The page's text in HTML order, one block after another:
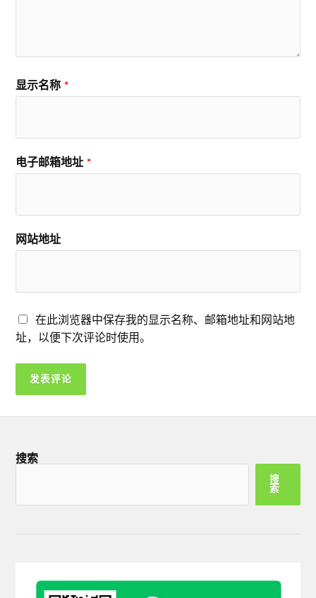
显示名称 *
电子邮箱地址 *
网站地址
在此浏览器中保存我的显示名称、邮箱地址和网站地
址，以便下次评论时使用。
搜索
搜
索